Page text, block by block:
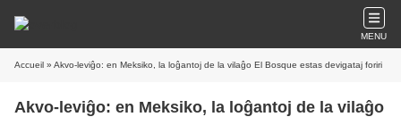
MENU
Accueil » Akvo-leviĝo: en Meksiko, la loĝantoj de la vilaĝo El Bosque estas devigataj foriri
Akvo-leviĝo: en Meksiko, la loĝantoj de la vilaĝo